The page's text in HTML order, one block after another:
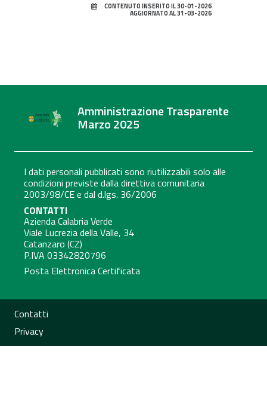
CONTENUTO INSERITO IL 30-01-2026
AGGIORNATO AL 31-03-2026
Amministrazione Trasparente
Marzo 2025
I dati personali pubblicati sono riutilizzabili solo alle
condizioni previste dalla direttiva comunitaria
2003/98/CE e dal d.lgs. 36/2006
CONTATTI
Azienda Calabria Verde
Viale Lucrezia della Valle, 34
Catanzaro (CZ)
P.IVA 03342820796
Posta Elettronica Certificata
Sezione Link Utili
Contatti
Privacy